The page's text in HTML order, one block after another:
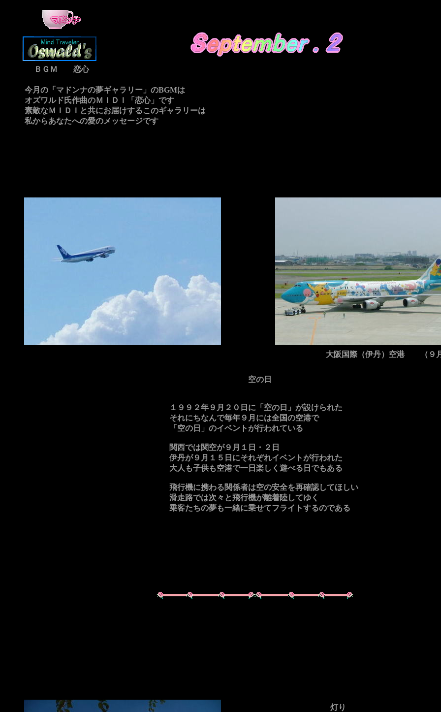
ＢＧＭ 恋心
今月の「マドンナの夢ギャラリー」のBGMは
オズワルド氏作曲のＭＩＤＩ「恋心」です
素敵なＭＩＤＩと共にお届けするこのギャラリーは
私からあなたへの愛のメッセージです
灯り
大阪国際（伊丹）空港 （９
空の日
１９９２年９月２０日に「空の日」が設けられた
それにちなんで毎年９月には全国の空港で
「空の日」のイベントが行われている
関西では関空が９月１日・２日
伊丹が９月１５日にそれぞれイベントが行われた
大人も子供も空港で一日楽しく遊べる日でもある
飛行機に携わる関係者は空の安全を再確認してほしい
滑走路では次々と飛行機が離着陸してゆく
乗客たちの夢も一緒に乗せてフライトするのである